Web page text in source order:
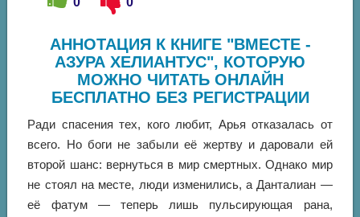
АННОТАЦИЯ К КНИГЕ "ВМЕСТЕ -
АЗУРА ХЕЛИАНТУС", КОТОРУЮ
МОЖНО ЧИТАТЬ ОНЛАЙН
БЕСПЛАТНО БЕЗ РЕГИСТРАЦИИ
Ради спасения тех, кого любит, Арья отказалась от
всего. Но боги не забыли её жертву и даровали ей
второй шанс: вернуться в мир смертных. Однако мир
не стоял на месте, люди изменились, а Данталиан —
её фатум — теперь лишь пульсирующая рана,